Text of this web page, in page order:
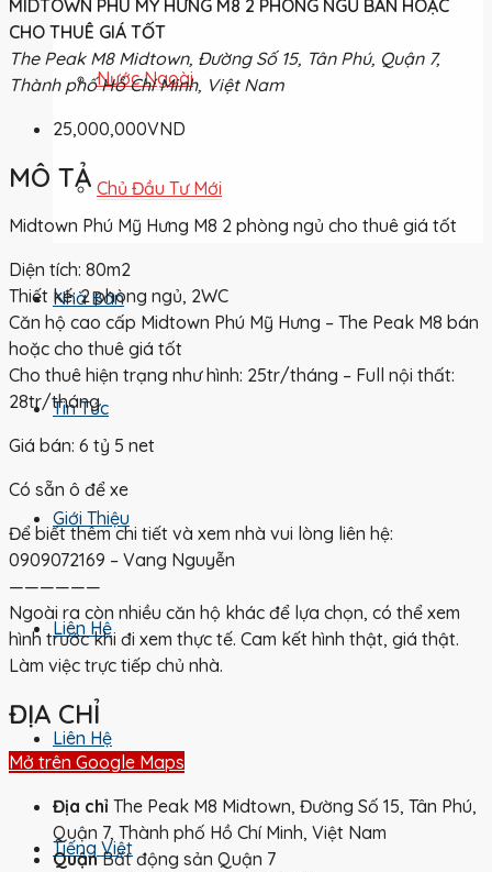
Nước Ngoài
Chủ Đầu Tư Mới
Nhà Bán
Tin Tức
Giới Thiệu
Liên Hệ
Liên Hệ
Tiếng Việt
MIDTOWN PHÚ MỸ HƯNG M8 2 PHÒNG NGỦ BÁN HOẶC
CHO THUÊ GIÁ TỐT
The Peak M8 Midtown, Đường Số 15, Tân Phú, Quận 7,
Thành phố Hồ Chí Minh, Việt Nam
25,000,000VND
MÔ TẢ
Midtown Phú Mỹ Hưng M8 2 phòng ngủ cho thuê giá tốt
Diện tích: 80m2
Thiết kế: 2 phòng ngủ, 2WC
Căn hộ cao cấp Midtown Phú Mỹ Hưng – The Peak M8 bán
hoặc cho thuê giá tốt
Cho thuê hiện trạng như hình: 25tr/tháng – Full nội thất:
28tr/tháng
Giá bán: 6 tỷ 5 net
Có sẵn ô để xe
Để biết thêm chi tiết và xem nhà vui lòng liên hệ:
0909072169 – Vang Nguyễn
——————
Ngoài ra còn nhiều căn hộ khác để lựa chọn, có thể xem
hình trước khi đi xem thực tế. Cam kết hình thật, giá thật.
Làm việc trực tiếp chủ nhà.
ĐỊA CHỈ
Mở trên Google Maps
Địa chỉ The Peak M8 Midtown, Đường Số 15, Tân Phú,
Quận 7, Thành phố Hồ Chí Minh, Việt Nam
Quận Bất động sản Quận 7